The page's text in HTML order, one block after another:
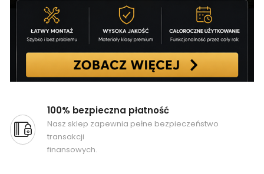
100% bezpieczna płatność
Nasz sklep zapewnia pełne bezpieczeństwo
transakcji
finansowych.